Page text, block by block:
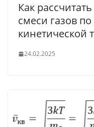
Как
смеси газов
кинетической
24.02.2025